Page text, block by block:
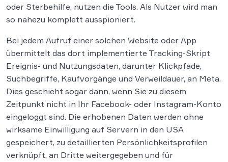
oder Sterbehilfe, nutzen die Tools. Als Nutzer wird man
so nahezu komplett ausspioniert.
Bei jedem Aufruf einer solchen Website oder App
übermittelt das dort implementierte Tracking-Skript
Ereignis- und Nutzungsdaten, darunter Klickpfade,
Suchbegriffe, Kaufvorgänge und Verweildauer, an Meta.
Dies geschieht sogar dann, wenn Sie zu diesem
Zeitpunkt nicht in Ihr Facebook- oder Instagram-Konto
eingeloggt sind. Die erhobenen Daten werden ohne
wirksame Einwilligung auf Servern in den USA
gespeichert, zu detaillierten Persönlichkeitsprofilen
verknüpft, an Dritte weitergegeben und für